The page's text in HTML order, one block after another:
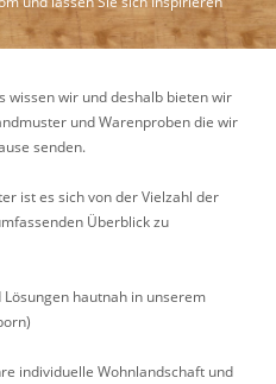
wissen wir und deshalb bieten wir
und Warenproben die wir
senden.
ist es sich von der Vielzahl der
Überblick zu
hautnah in unserem
individuelle Wohnlandschaft und